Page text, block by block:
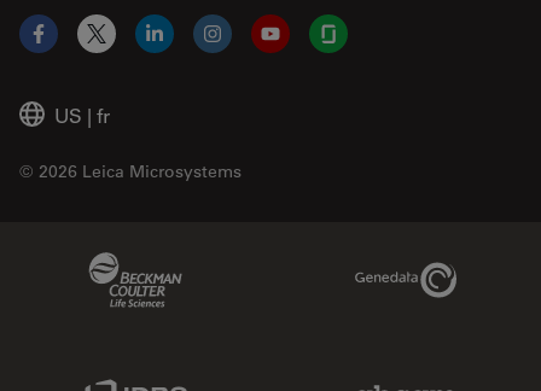
US | fr
© 2026 Leica Microsystems
Facebook
X LinkedInInstagramYouTubeGlassdoor
Genedata Link